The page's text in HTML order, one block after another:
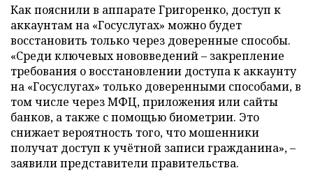
Как пояснили в аппарате Григоренко, доступ к
аккаунтам на «Госуслугах» можно будет
восстановить только через доверенные способы.
«Среди ключевых нововведений – закрепление
требования о восстановлении доступа к аккаунту
на «Госуслугах» только доверенными способами, в
том числе через МФЦ, приложения или сайты
банков, а также с помощью биометрии. Это
снижает вероятность того, что мошенники
получат доступ к учётной записи гражданина», –
заявили представители правительства.